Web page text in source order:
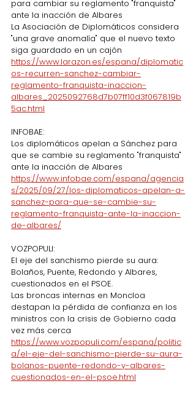
para cambiar su reglamento "franquista"
ante la inacción de Albares
La Asociación de Diplomáticos considera
"una grave anomalía" que el nuevo texto
siga guardado en un cajón
https://www.larazon.es/espana/diplomatic
os-recurren-sanchez-cambiar-
reglamento-franquista-inaccion-
albares_2025092768d7b07ff10d3f067819b
5ac.html
INFOBAE:
Los diplomáticos apelan a Sánchez para
que se cambie su reglamento "franquista"
ante la inacción de Albares
https://www.infobae.com/espana/agencia
s/2025/09/27/los-diplomaticos-apelan-a-
sanchez-para-que-se-cambie-su-
reglamento-franquista-ante-la-inaccion-
de-albares/
VOZPOPULI:
El eje del sanchismo pierde su aura:
Bolaños, Puente, Redondo y Albares,
cuestionados en el PSOE.
Las broncas internas en Moncloa
destapan la pérdida de confianza en los
ministros con la crisis de Gobierno cada
vez más cerca
https://www.vozpopuli.com/espana/politic
a/el-eje-del-sanchismo-pierde-su-aura-
bolanos-puente-redondo-y-albares-
cuestionados-en-el-psoe.html